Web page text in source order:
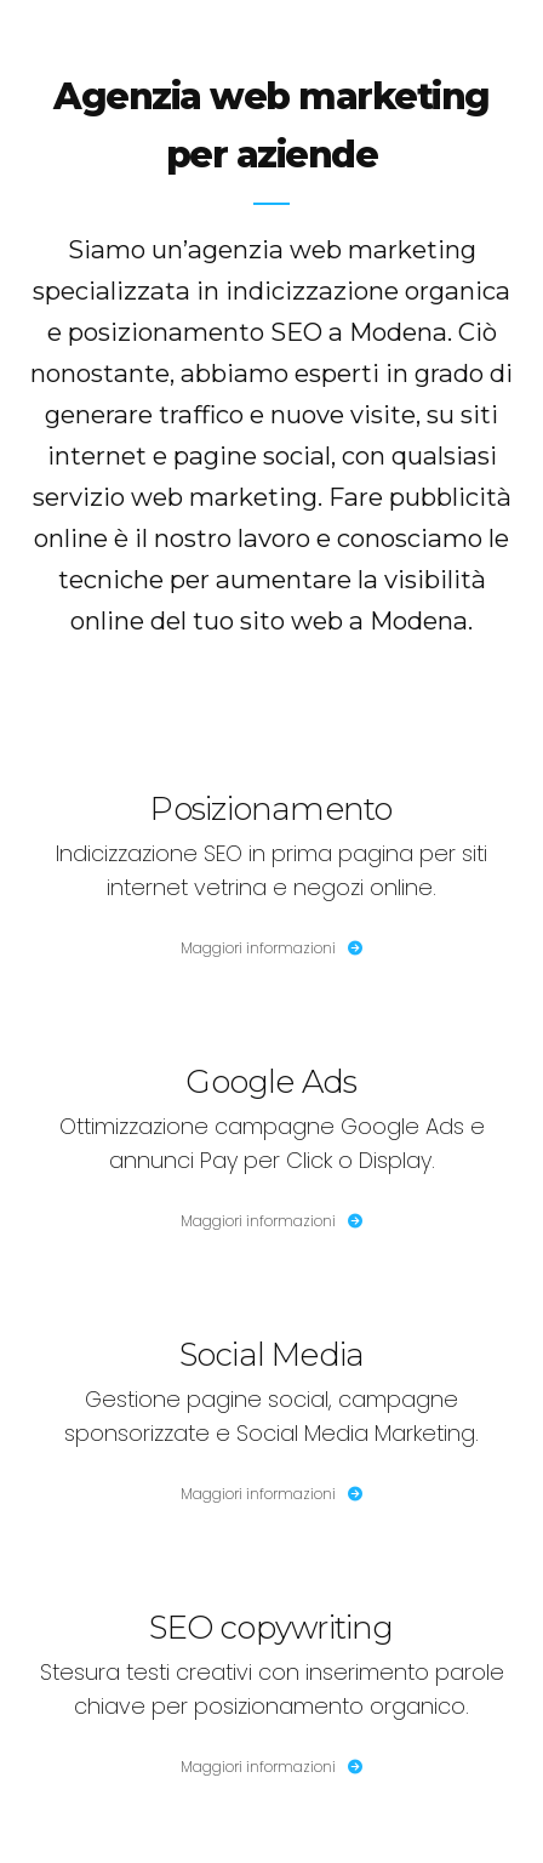
Agenzia web marketing
per aziende
Siamo un’agenzia web marketing
specializzata in indicizzazione organica
e posizionamento SEO a Modena. Ciò
nonostante, abbiamo esperti in grado di
generare traffico e nuove visite, su siti
internet e pagine social, con qualsiasi
servizio web marketing. Fare pubblicità
online è il nostro lavoro e conosciamo le
tecniche per aumentare la visibilità
online del tuo sito web a Modena.
Posizionamento
Indicizzazione SEO in prima pagina per siti
internet vetrina e negozi online.
Maggiori informazioni
Google Ads
Ottimizzazione campagne Google Ads e
annunci Pay per Click o Display.
Maggiori informazioni
Social Media
Gestione pagine social, campagne
sponsorizzate e Social Media Marketing.
Maggiori informazioni
SEO copywriting
Stesura testi creativi con inserimento parole
chiave per posizionamento organico.
Maggiori informazioni